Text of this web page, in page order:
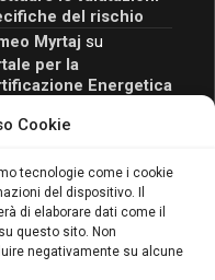
Cookie
tecnologie come i cookie
del dispositivo. Il
di elaborare dati come il
questo sito. Non
negativamente su alcune
del rischio
Myrtaj su
per la
Energetica
il Corso Blumatica